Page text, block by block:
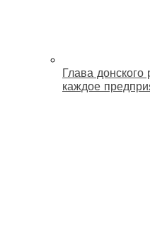
Глава донского
каждое